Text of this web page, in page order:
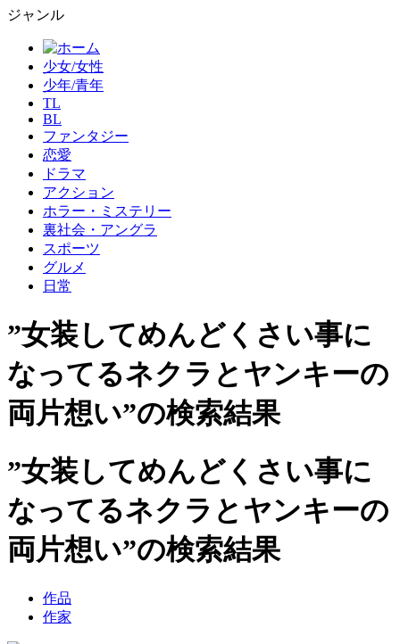
ジャンル
少女/女性
少年/青年
TL
BL
ファンタジー
恋愛
ドラマ
アクション
ホラー・ミステリー
裏社会・アングラ
スポーツ
グルメ
日常
”女装してめんどくさい事に
なってるネクラとヤンキーの
両片想い”の検索結果
”女装してめんどくさい事に
なってるネクラとヤンキーの
両片想い”の検索結果
作品
作家